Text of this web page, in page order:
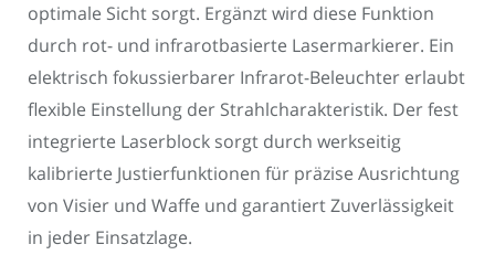
optimale Sicht sorgt. Ergänzt wird diese Funktion
durch rot- und infrarotbasierte Lasermarkierer. Ein
elektrisch fokussierbarer Infrarot-Beleuchter erlaubt
flexible Einstellung der Strahlcharakteristik. Der fest
integrierte Laserblock sorgt durch werkseitig
kalibrierte Justierfunktionen für präzise Ausrichtung
von Visier und Waffe und garantiert Zuverlässigkeit
in jeder Einsatzlage.